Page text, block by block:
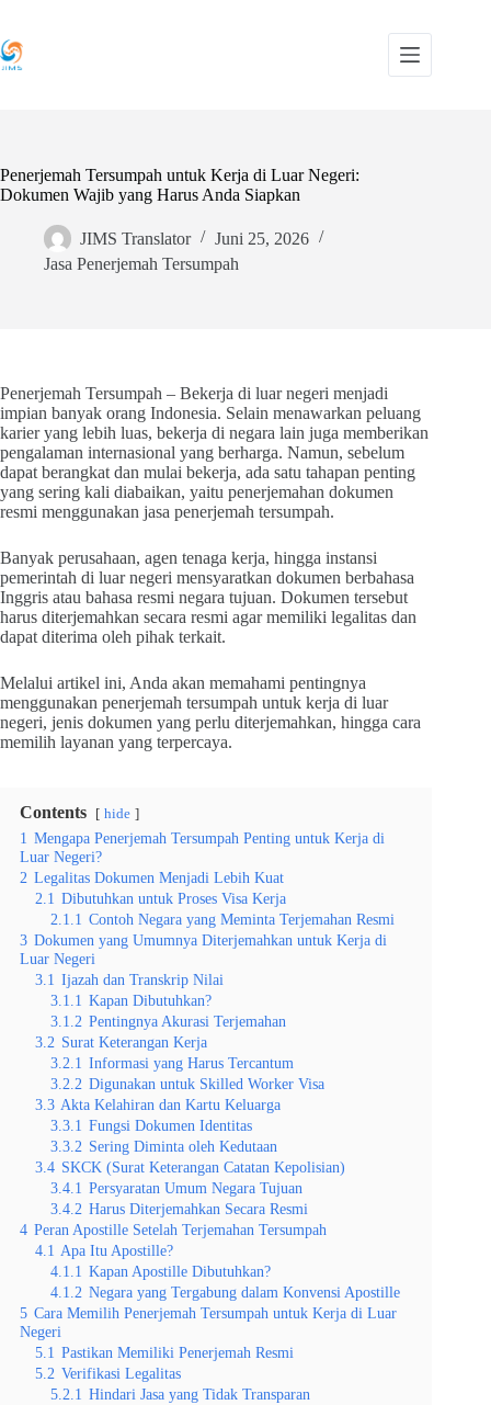
content
Penerjemah Tersumpah untuk Kerja di Luar Negeri:
Dokumen Wajib yang Harus Anda Siapkan
JIMS Translator
Juni 25, 2026
Jasa Penerjemah Tersumpah
Penerjemah Tersumpah – Bekerja di luar negeri menjadi
impian banyak orang Indonesia. Selain menawarkan peluang
karier yang lebih luas, bekerja di negara lain juga memberikan
pengalaman internasional yang berharga. Namun, sebelum
dapat berangkat dan mulai bekerja, ada satu tahapan penting
yang sering kali diabaikan, yaitu penerjemahan dokumen
resmi menggunakan jasa penerjemah tersumpah.
Banyak perusahaan, agen tenaga kerja, hingga instansi
pemerintah di luar negeri mensyaratkan dokumen berbahasa
Inggris atau bahasa resmi negara tujuan. Dokumen tersebut
harus diterjemahkan secara resmi agar memiliki legalitas dan
dapat diterima oleh pihak terkait.
Melalui artikel ini, Anda akan memahami pentingnya
menggunakan penerjemah tersumpah untuk kerja di luar
negeri, jenis dokumen yang perlu diterjemahkan, hingga cara
memilih layanan yang terpercaya.
Contents hide
1 Mengapa Penerjemah Tersumpah Penting untuk Kerja di
Luar Negeri?
2 Legalitas Dokumen Menjadi Lebih Kuat
2.1 Dibutuhkan untuk Proses Visa Kerja
2.1.1 Contoh Negara yang Meminta Terjemahan Resmi
3 Dokumen yang Umumnya Diterjemahkan untuk Kerja di
Luar Negeri
3.1 Ijazah dan Transkrip Nilai
3.1.1 Kapan Dibutuhkan?
3.1.2 Pentingnya Akurasi Terjemahan
3.2 Surat Keterangan Kerja
3.2.1 Informasi yang Harus Tercantum
3.2.2 Digunakan untuk Skilled Worker Visa
3.3 Akta Kelahiran dan Kartu Keluarga
3.3.1 Fungsi Dokumen Identitas
3.3.2 Sering Diminta oleh Kedutaan
3.4 SKCK (Surat Keterangan Catatan Kepolisian)
3.4.1 Persyaratan Umum Negara Tujuan
3.4.2 Harus Diterjemahkan Secara Resmi
4 Peran Apostille Setelah Terjemahan Tersumpah
4.1 Apa Itu Apostille?
4.1.1 Kapan Apostille Dibutuhkan?
4.1.2 Negara yang Tergabung dalam Konvensi Apostille
5 Cara Memilih Penerjemah Tersumpah untuk Kerja di Luar
Negeri
5.1 Pastikan Memiliki Penerjemah Resmi
5.2 Verifikasi Legalitas
5.2.1 Hindari Jasa yang Tidak Transparan